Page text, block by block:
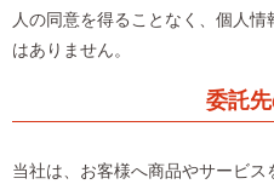
人の同意を得ることなく、個人
はありません。
委託
当社は、お客様へ商品やサービ